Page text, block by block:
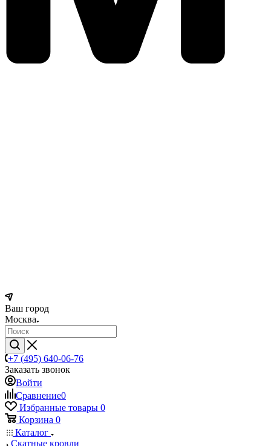
Ваш город
Москва
+7 (495) 640-06-76
Заказать звонок
Войти
Сравнение0
Избранные товары 0
Корзина 0
Каталог
Скатные кровли